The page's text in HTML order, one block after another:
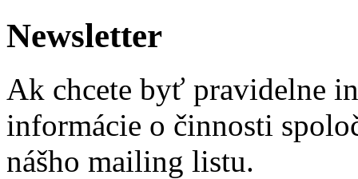
Newsletter
Ak chcete byť pravidelne
informácie o činnosti
nášho mailing listu.